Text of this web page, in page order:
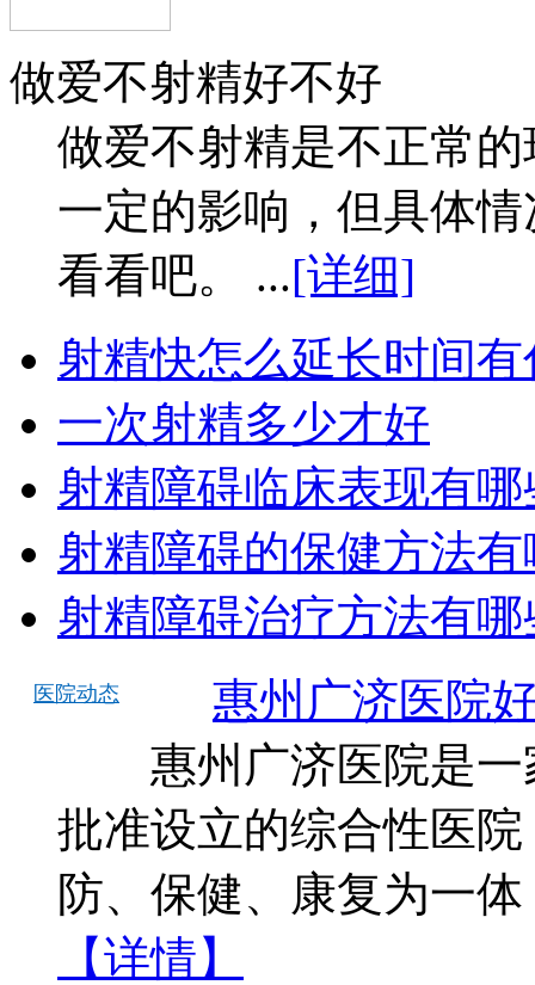
做爱不射精好不好
做爱不射精是不正常
一定的影响，但具体
看看吧。 ...[详细]
射精快怎么延长时间
一次射精多少才好
射精障碍临床表现有哪
射精障碍的保健方法有
射精障碍治疗方法有哪
医院动态
惠州广济医院
惠州广济医院是一
批准设立的综合性医
防、保健、康复为一
【详情】